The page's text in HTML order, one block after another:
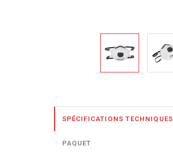
SPÉCIFICATIONS TECHNIQUES
PAQUET